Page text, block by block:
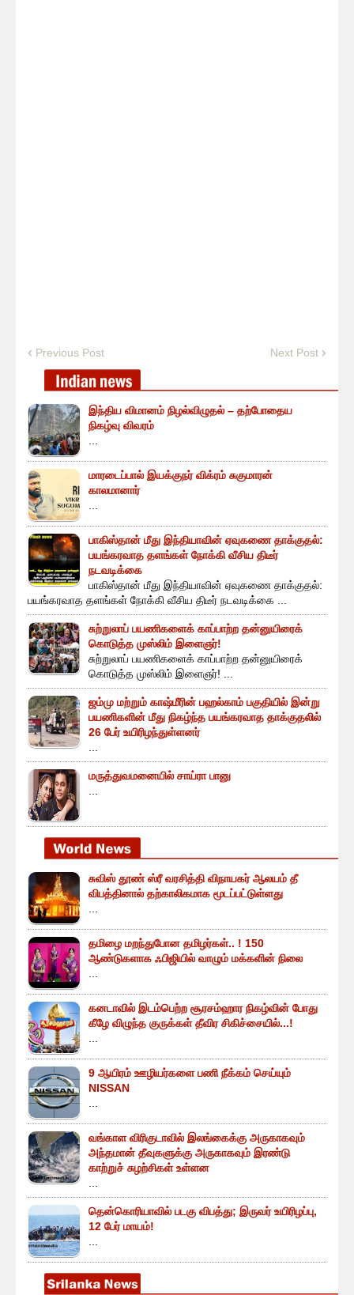
Previous Post Next Post
இந்திய விமானம் நிழல்விழுதல் – தற்போதைய
நிகழ்வு விவரம்
...
மாரடைப்பால் இயக்குநர் விக்ரம் சுகுமாரன்
காலமானார்
...
பாகிஸ்தான் மீது இந்தியாவின் ஏவுகணை தாக்குதல்:
பயங்கரவாத தளங்கள் நோக்கி வீசிய திடீர்
நடவடிக்கை
பாகிஸ்தான் மீது இந்தியாவின் ஏவுகணை தாக்குதல்:
பயங்கரவாத தளங்கள் நோக்கி வீசிய திடீர் நடவடிக்கை ...
சுற்றுலாப் பயணிகளைக் காப்பாற்ற தன்னுயிரைக்
கொடுத்த முஸ்லிம் இளைஞர்!
சுற்றுலாப் பயணிகளைக் காப்பாற்ற தன்னுயிரைக்
கொடுத்த முஸ்லிம் இளைஞர்! ...
ஜம்மு மற்றும் காஷ்மீரின் பஹல்காம் பகுதியில் இன்று
பயணிகளின் மீது நிகழ்ந்த பயங்கரவாத தாக்குதலில்
26 பேர் உயிரிழந்துள்ளனர்
...
மருத்துவமனையில் சாய்ரா பானு
...
சுவிஸ் தூண் ஸ்ரீ வரசித்தி விநாயகர் ஆலயம் தீ
விபத்தினால் தற்காலிகமாக மூடப்பட்டுள்ளது
...
தமிழை மறந்துபோன தமிழர்கள்.. ! 150
ஆண்டுகளாக ஃபிஜியில் வாழும் மக்களின் நிலை
...
கனடாவில் இடம்பெற்ற சூரசம்ஹார நிகழ்வின் போது
கீழே விழுந்த குருக்கள் தீவிர சிகிச்சையில்...!
...
9 ஆயிரம் ஊழியர்களை பணி நீக்கம் செய்யும்
NISSAN
...
வங்காள விரிகுடாவில் இலங்கைக்கு அருகாகவும்
அந்தமான் தீவுகளுக்கு அருகாகவும் இரண்டு
காற்றுச் சுழற்சிகள் உள்ளன
...
தென்கொரியாவில் படகு விபத்து; இருவர் உயிரிழப்பு,
12 பேர் மாயம்!
...